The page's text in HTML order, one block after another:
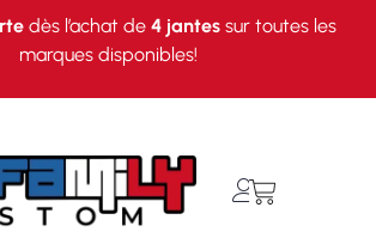
dès l’achat de 4 jantessur toutes les
marques disponibles!